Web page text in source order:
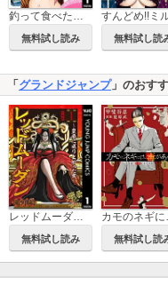
無料試し読み 無料試し読
「 グランドジャンプ」のおす
レッドムーダン～皇帝に成り上がった女～
無料試し読み
カモの
無料試し読